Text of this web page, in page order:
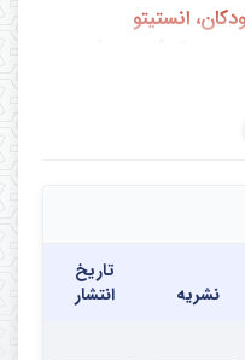
انستیتو
عروق شهید رجایی،
Pediatric
pediatrics, Rajaie
نشریه
تاریخ
انتشار